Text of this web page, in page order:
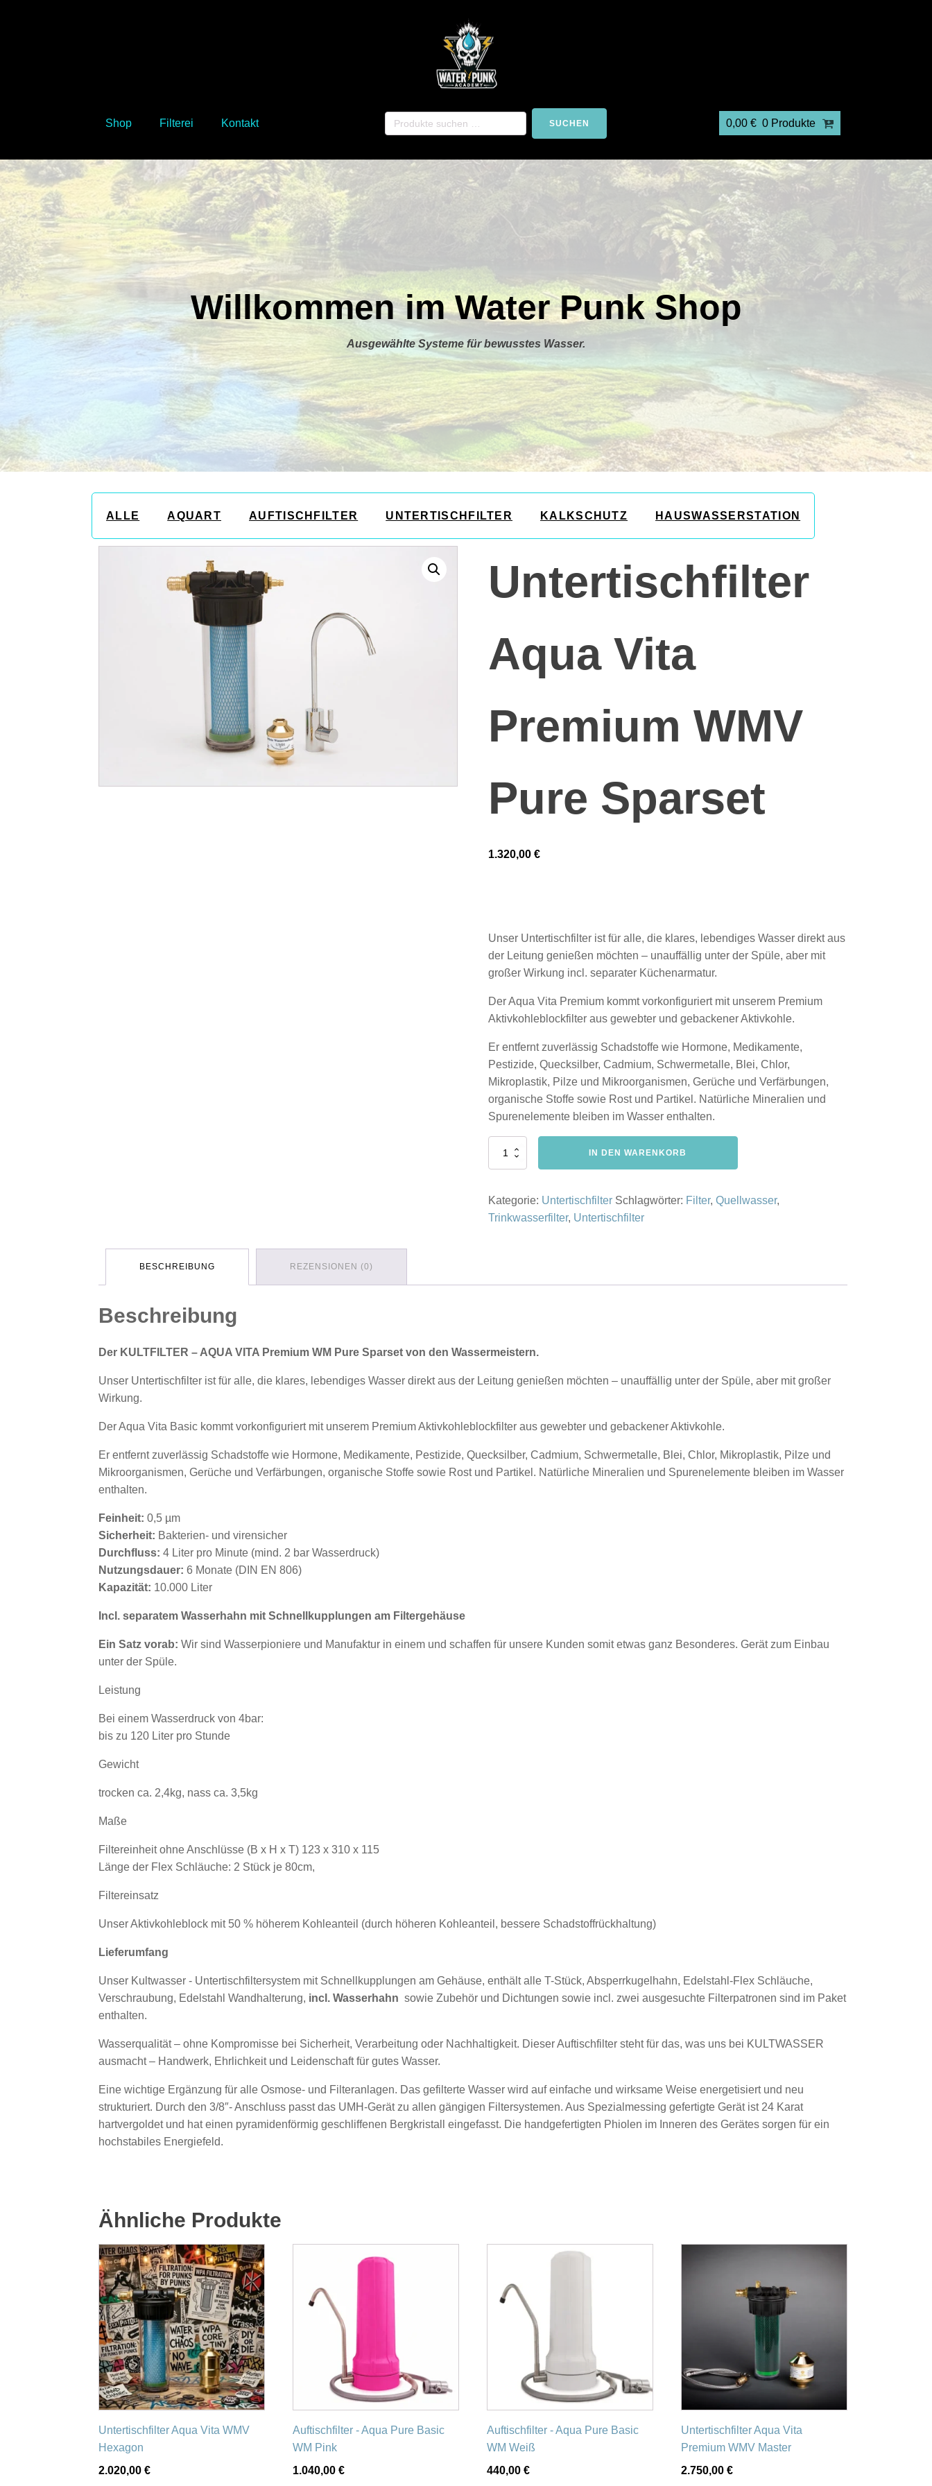
Shop Filterei Kontakt SUCHEN 0,00 € 0 Produkte
Willkommen im Water Punk Shop
Ausgewählte Systeme für bewusstes Wasser.
ALLE AQUART AUFTISCHFILTER UNTERTISCHFILTER KALKSCHUTZ HAUSWASSERSTATION
Untertischfilter
Aqua Vita
Premium WMV
Pure Sparset
1.320,00 €
Unser Untertischfilter ist für alle, die klares, lebendiges Wasser direkt aus
der Leitung genießen möchten – unauffällig unter der Spüle, aber mit
großer Wirkung incl. separater Küchenarmatur.
Der Aqua Vita Premium kommt vorkonfiguriert mit unserem Premium
Aktivkohleblockfilter aus gewebter und gebackener Aktivkohle.
Er entfernt zuverlässig Schadstoffe wie Hormone, Medikamente,
Pestizide, Quecksilber, Cadmium, Schwermetalle, Blei, Chlor,
Mikroplastik, Pilze und Mikroorganismen, Gerüche und Verfärbungen,
organische Stoffe sowie Rost und Partikel. Natürliche Mineralien und
Spurenelemente bleiben im Wasser enthalten.
Untertischfilter
WMV
Pure
IN DEN WARENKORB
Kategorie: Untertischfilter Schlagwörter: Filter, Quellwasser,
Trinkwasserfilter, Untertischfilter
BESCHREIBUNG REZENSIONEN (0)
Beschreibung
Der KULTFILTER – AQUA VITA Premium WM Pure Sparset von den Wassermeistern.
Unser Untertischfilter ist für alle, die klares, lebendiges Wasser direkt aus der Leitung genießen möchten – unauffällig unter der Spüle, aber mit großer
Wirkung.
Der Aqua Vita Basic kommt vorkonfiguriert mit unserem Premium Aktivkohleblockfilter aus gewebter und gebackener Aktivkohle.
Er entfernt zuverlässig Schadstoffe wie Hormone, Medikamente, Pestizide, Quecksilber, Cadmium, Schwermetalle, Blei, Chlor, Mikroplastik, Pilze und
Mikroorganismen, Gerüche und Verfärbungen, organische Stoffe sowie Rost und Partikel. Natürliche Mineralien und Spurenelemente bleiben im Wasser
enthalten.
Feinheit: 0,5 µm
Sicherheit: Bakterien- und virensicher
Durchfluss: 4 Liter pro Minute (mind. 2 bar Wasserdruck)
Nutzungsdauer: 6 Monate (DIN EN 806)
Kapazität: 10.000 Liter
Incl. separatem Wasserhahn mit Schnellkupplungen am Filtergehäuse
Ein Satz vorab: Wir sind Wasserpioniere und Manufaktur in einem und schaffen für unsere Kunden somit etwas ganz Besonderes. Gerät zum Einbau
unter der Spüle.
Leistung
Bei einem Wasserdruck von 4bar:
bis zu 120 Liter pro Stunde
Gewicht
trocken ca. 2,4kg, nass ca. 3,5kg
Maße
Filtereinheit ohne Anschlüsse (B x H x T) 123 x 310 x 115
Länge der Flex Schläuche: 2 Stück je 80cm,
Filtereinsatz
Unser Aktivkohleblock mit 50 % höherem Kohleanteil (durch höheren Kohleanteil, bessere Schadstoffrückhaltung)
Lieferumfang
Unser Kultwasser - Untertischfiltersystem mit Schnellkupplungen am Gehäuse, enthält alle T-Stück, Absperrkugelhahn, Edelstahl-Flex Schläuche,
Verschraubung, Edelstahl Wandhalterung, incl. Wasserhahn sowie Zubehör und Dichtungen sowie incl. zwei ausgesuchte Filterpatronen sind im Paket
enthalten.
Wasserqualität – ohne Kompromisse bei Sicherheit, Verarbeitung oder Nachhaltigkeit. Dieser Auftischfilter steht für das, was uns bei KULTWASSER
ausmacht – Handwerk, Ehrlichkeit und Leidenschaft für gutes Wasser.
Eine wichtige Ergänzung für alle Osmose- und Filteranlagen. Das gefilterte Wasser wird auf einfache und wirksame Weise energetisiert und neu
strukturiert. Durch den 3/8″- Anschluss passt das UMH-Gerät zu allen gängigen Filtersystemen. Aus Spezialmessing gefertigte Gerät ist 24 Karat
hartvergoldet und hat einen pyramidenförmig geschliffenen Bergkristall eingefasst. Die handgefertigten Phiolen im Inneren des Gerätes sorgen für ein
hochstabiles Energiefeld.
Ähnliche Produkte
Untertischfilter Aqua Vita WMV
Hexagon
2.020,00 €
Auftischfilter - Aqua Pure Basic
WM Pink
1.040,00 €
Auftischfilter - Aqua Pure Basic
WM Weiß
440,00 €
Untertischfilter Aqua Vita
Premium WMV Master
2.750,00 €